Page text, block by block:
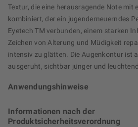
Textur, die eine herausragende Note mit
kombiniert, der ein jugenderneuerndes
Eyetech TM verbunden, einem starken
Zeichen von Alterung und Müdigkeit
intensiv zu glätten. Die Augenkontur ist
ausgeruht, sichtbar jünger und
Anwendungshinweise
Informationen nach der
Produktsicherheitsverordnung